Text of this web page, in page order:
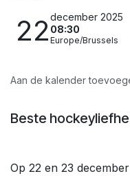
22december 2025
08:30
Europe/Brussels
Aan de kalender
Beste
Op 22 en 23